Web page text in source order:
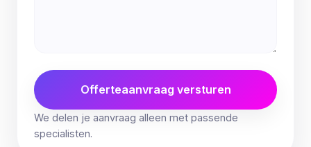
Offerteaanvraag versturen
We delen je aanvraag alleen met passende
specialisten.